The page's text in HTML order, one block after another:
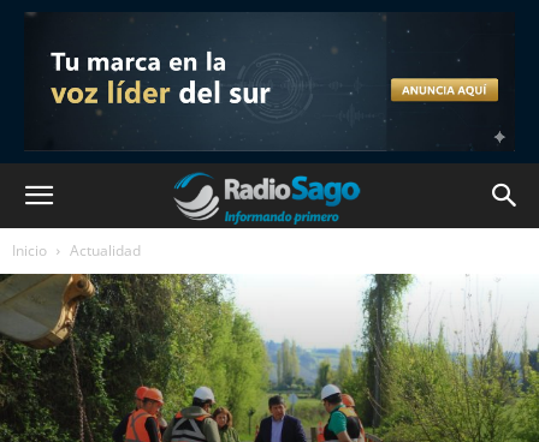
Inicio Actualidad